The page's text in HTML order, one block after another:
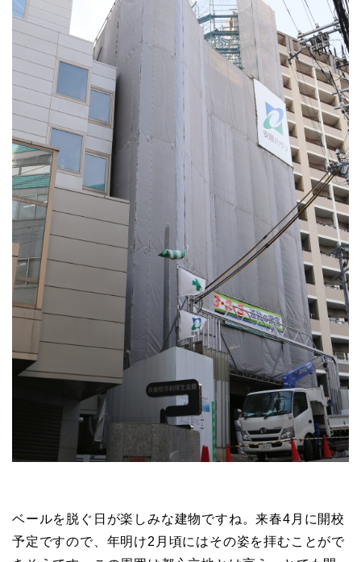
ベールを脱ぐ日が楽しみな建物ですね。来春4月に開校
予定ですので、年明け2月頃にはその姿を拝むことがで